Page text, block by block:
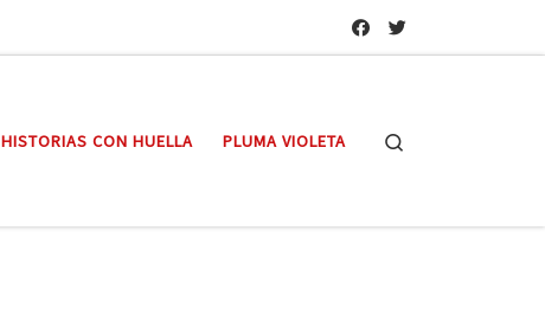
HISTORIAS CON HUELLA PLUMA VIOLETA